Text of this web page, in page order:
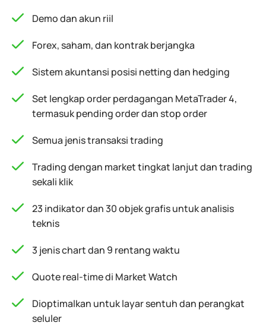
Demo dan akun riil
Forex, saham, dan kontrak berjangka
Sistem akuntansi posisi netting dan hedging
Set lengkap order perdagangan MetaTrader 4,
termasuk pending order dan stop order
Semua jenis transaksi trading
Trading dengan market tingkat lanjut dan trading
sekali klik
23 indikator dan 30 objek grafis untuk analisis
teknis
3 jenis chart dan 9 rentang waktu
Quote real-time di Market Watch
Dioptimalkan untuk layar sentuh dan perangkat
seluler